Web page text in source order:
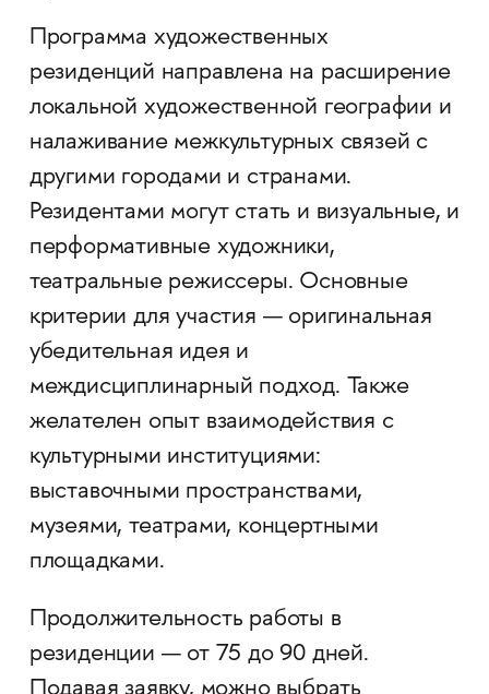
Программа художественных
резиденций направлена на расширение
локальной художественной географии и
налаживание межкультурных связей с
другими городами и странами.
Резидентами могут стать и визуальные, и
перформативные художники,
театральные режиссеры. Основные
критерии для участия — оригинальная
убедительная идея и
междисциплинарный подход. Также
желателен опыт взаимодействия с
культурными институциями:
выставочными пространствами,
музеями, театрами, концертными
площадками.
Продолжительность работы в
резиденции — от 75 до 90 дней.